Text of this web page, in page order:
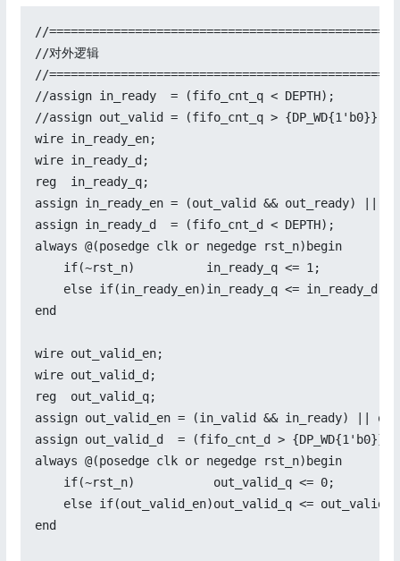
//
//对外逻辑
//
//assign in_ready  = (fifo_cnt_q < DEPTH);
//assign out_valid = (fifo_cnt_q > {DP_WD{1'b0}});
wire in_ready_en;
wire in_ready_d;
reg  in_ready_q;
assign in_ready_en = (out_valid && out_ready) ||
assign in_ready_d  = (fifo_cnt_d < DEPTH);
always @(posedge clk or negedge rst_n)begin
    if(~rst_n)          in_ready_q <= 1;
    else if(in_ready_en)in_ready_q <= in_ready_d;
end
wire out_valid_en;
wire out_valid_d;
reg  out_valid_q;
assign out_valid_en = (in_valid && in_ready) ||
assign out_valid_d  = (fifo_cnt_d > {DP_WD{1'b0}});
always @(posedge clk or negedge rst_n)begin
    if(~rst_n)           out_valid_q <= 0;
else if(out_valid_en)out_valid_q <=
end